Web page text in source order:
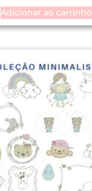
Adicionar ao carrinho